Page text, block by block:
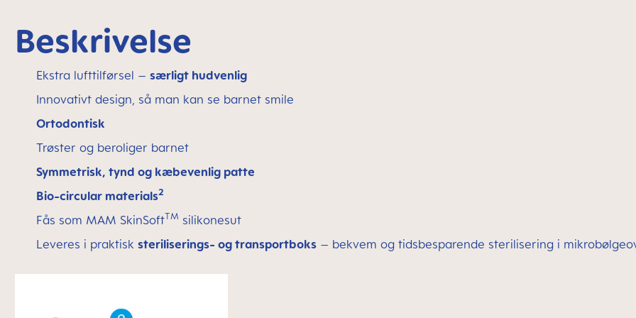
Beskrivelse
Ekstra lufttilførsel – særligt hudvenlig
Innovativt design, så man kan se barnet smile
Ortodontisk
Trøster og beroliger barnet
Symmetrisk, tynd og kæbevenlig patte
Bio-circular materials2
Fås som MAM SkinSoftTM silikonesut
Leveres i praktisk steriliserings- og transportboks – bekvem og tidsbesparende sterilisering i